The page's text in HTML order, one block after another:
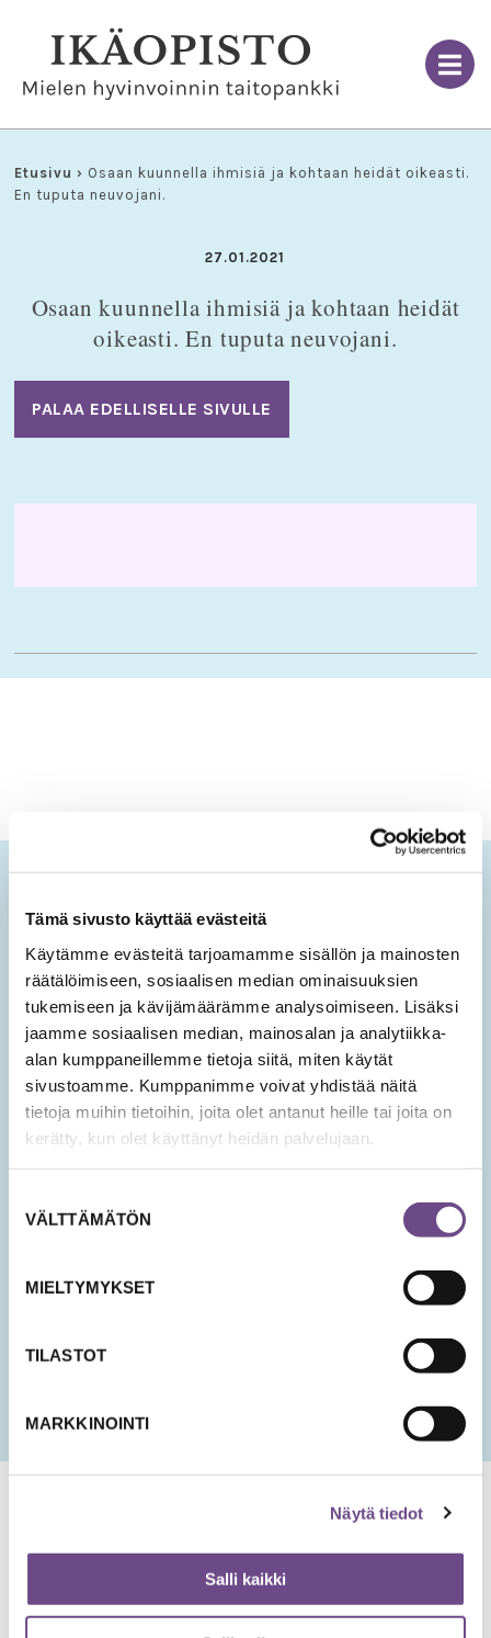
Tämä sivusto käyttää evästeitä
Käytämme evästeitä tarjoamamme sisällön ja mainosten
räätälöimiseen, sosiaalisen median ominaisuuksien
tukemiseen ja kävijämäärämme analysoimiseen. Lisäksi
jaamme sosiaalisen median, mainosalan ja analytiikka-
alan kumppaneillemme tietoja siitä, miten käytät
sivustoamme. Kumppanimme voivat yhdistää näitä
tietoja muihin tietoihin, joita olet antanut heille tai joita on
kerätty, kun olet käyttänyt heidän palvelujaan.
valinta
VÄLTTÄMÄTÖN
MIELTYMYKSET
TILASTOT
MARKKINOINTI
Näytä tiedot
Salli kaikki
Etusivu › Osaan kuunnella ihmisiä ja kohtaan heidät oikeasti.
En tuputa neuvojani.
27.01.2021
Osaan kuunnella ihmisiä ja kohtaan heidät
oikeasti. En tuputa neuvojani.
PALAA EDELLISELLE SIVULLE
Tilaamalla sähköisen uutiskirjeen saat tietoa sivuston
uusista sisällöistä sekä ajankohtaisista mielen
hyvinvoinnin teemoista.
Tilaa Ikäopisto -uutiset
SÄHKÖPOSTIOSOITE*
Hyväksyn tietojeni tallentamisen ja käsittelyn
KK